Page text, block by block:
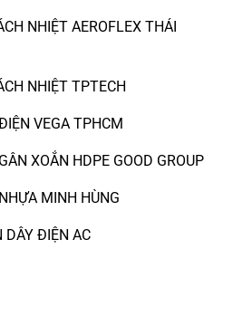
NHIỆT AEROFLEX THÁI
NHIỆT TPTECH
VEGA TPHCM
XOẮN HDPE GOOD GROUP
MINH HÙNG
DÂY ĐIỆN AC